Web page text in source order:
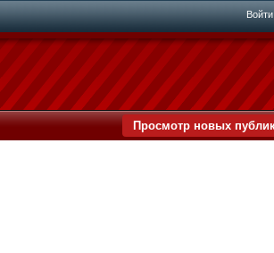
Войти
Просмотр новых